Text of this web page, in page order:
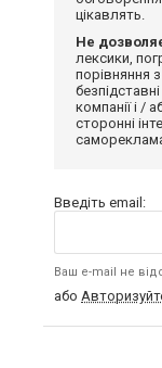
цікавлять.
Не
лексики,
порівняння
компанії і /
сторонні
Введіть email:
Ваш e-mail не
або